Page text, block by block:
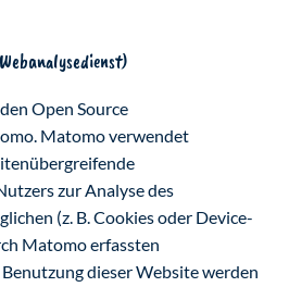
Open Source
Matomo verwendet
zur Analyse des
(z. B. Cookies oder Device-
Matomo erfassten
dieser Website werden